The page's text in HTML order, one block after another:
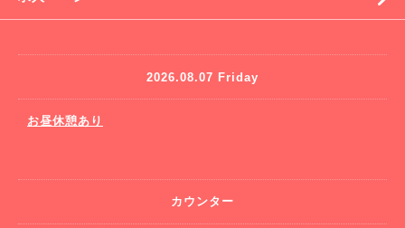
2026.08.07 Friday
お昼休憩あり
カウンター